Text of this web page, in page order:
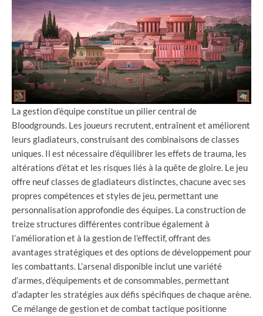
La gestion d’équipe constitue un pilier central de
Bloodgrounds. Les joueurs recrutent, entraînent et améliorent
leurs gladiateurs, construisant des combinaisons de classes
uniques. Il est nécessaire d’équilibrer les effets de trauma, les
altérations d’état et les risques liés à la quête de gloire. Le jeu
offre neuf classes de gladiateurs distinctes, chacune avec ses
propres compétences et styles de jeu, permettant une
personnalisation approfondie des équipes. La construction de
treize structures différentes contribue également à
l’amélioration et à la gestion de l’effectif, offrant des
avantages stratégiques et des options de développement pour
les combattants. L’arsenal disponible inclut une variété
d’armes, d’équipements et de consommables, permettant
d’adapter les stratégies aux défis spécifiques de chaque arène.
Ce mélange de gestion et de combat tactique positionne